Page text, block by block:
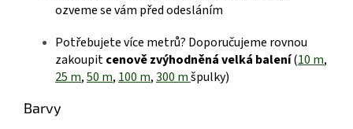
ozveme se vám před odesláním
Potřebujete více metrů? Doporučujeme rovnou
zakoupitcenově zvýhodněná velká balení(10 m,
25 m,50 m, 100 m,300 mšpulky)
Barvy